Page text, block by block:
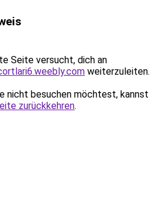
Seite versucht, dich an
weiterzuleiten.
nicht besuchen möchtest, kannst
zurückkehren.